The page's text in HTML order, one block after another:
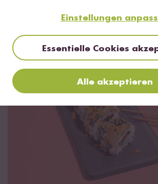
Das kannst du damit
Einstellungen
Essentielle Cookies
Alle akzeptieren